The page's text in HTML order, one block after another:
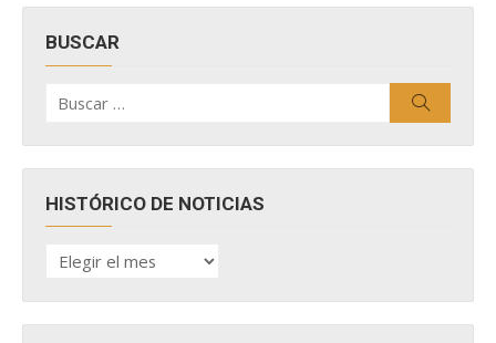
BUSCAR
por:
HISTÓRICO DE NOTICIAS
HISTÓRICO
DE